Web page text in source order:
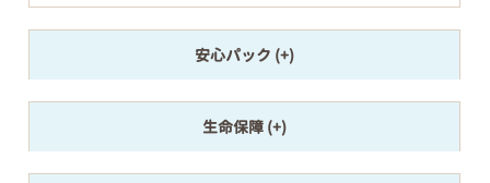
安心パック
生命保障